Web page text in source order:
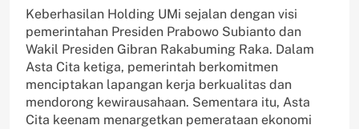
Keberhasilan Holding UMi sejalan dengan visi
pemerintahan Presiden Prabowo Subianto dan
Wakil Presiden Gibran Rakabuming Raka. Dalam
Asta Cita ketiga, pemerintah berkomitmen
menciptakan lapangan kerja berkualitas dan
mendorong kewirausahaan. Sementara itu, Asta
Cita keenam menargetkan pemerataan ekonomi